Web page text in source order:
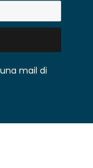
mail di